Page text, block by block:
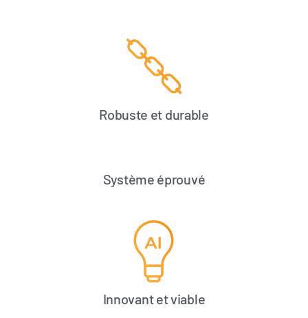
Robuste et durable
Système éprouvé
Innovant et viable